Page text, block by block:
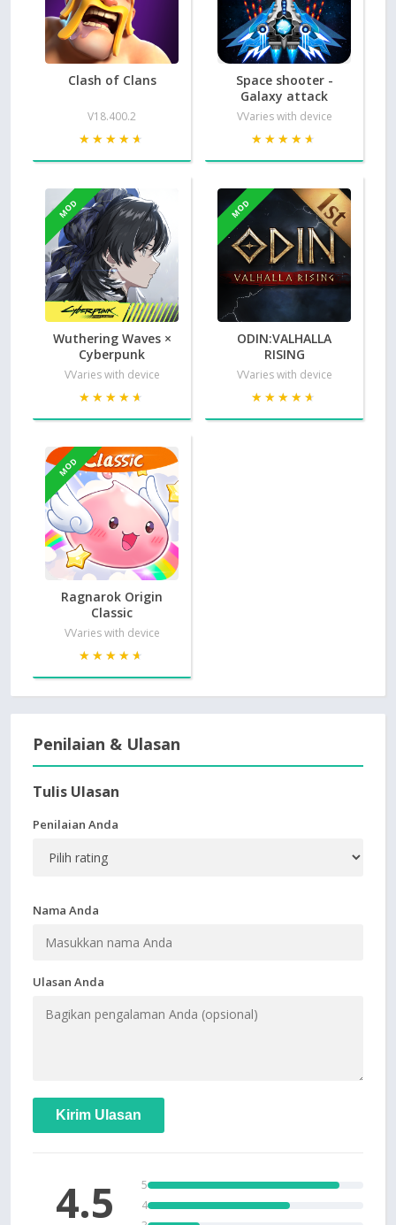
Clash of Clans
V18.400.2
★★★★★
★★★★★
Space shooter -
Galaxy attack
VVaries with device
★★★★★
★★★★★
MOD
Wuthering Waves ×
Cyberpunk
VVaries with device
★★★★★
★★★★★
MOD
ODIN:VALHALLA
RISING
VVaries with device
★★★★★
★★★★★
MOD
Ragnarok Origin
Classic
VVaries with device
★★★★★
★★★★★
Penilaian & Ulasan
Tulis Ulasan
Penilaian Anda
Nama Anda
Ulasan Anda
Kirim Ulasan
4.5
5
4